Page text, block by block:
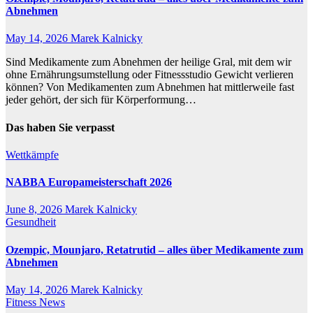
Abnehmen
May 14, 2026 Marek Kalnicky
Sind Medikamente zum Abnehmen der heilige Gral, mit dem wir
ohne Ernährungsumstellung oder Fitnessstudio Gewicht verlieren
können? Von Medikamenten zum Abnehmen hat mittlerweile fast
jeder gehört, der sich für Körperformung…
Das haben Sie verpasst
Wettkämpfe
NABBA Europameisterschaft 2026
June 8, 2026 Marek Kalnicky
Gesundheit
Ozempic, Mounjaro, Retatrutid – alles über Medikamente zum
Abnehmen
May 14, 2026 Marek Kalnicky
Fitness News